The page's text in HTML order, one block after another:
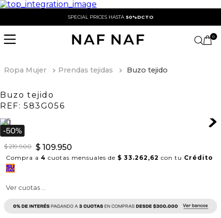
SPECIAL PRICES HASTA 50%DCTO
0
Ropa Mujer Prendas tejidas Buzo tejido
Buzo tejido
REF: 583G056
$ 219.900 $ 109.950
Compra a 4 cuotas mensuales de $ 33.262,62 con tu Crédito
Ver cuotas ...